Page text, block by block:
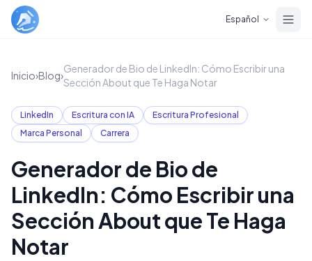
Español
Inicio›Blog›
Generador de Bio de LinkedIn: Cómo Escribir una
Sección About que Te Haga Notar
LinkedIn Escritura con IA
Escritura Profesional
Marca Personal
Carrera
Generador de Bio de
LinkedIn: Cómo Escribir una
Sección About que Te Haga
Notar